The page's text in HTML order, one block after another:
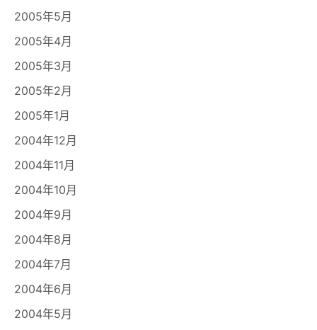
2005年5月
2005年4月
2005年3月
2005年2月
2005年1月
2004年12月
2004年11月
2004年10月
2004年9月
2004年8月
2004年7月
2004年6月
2004年5月